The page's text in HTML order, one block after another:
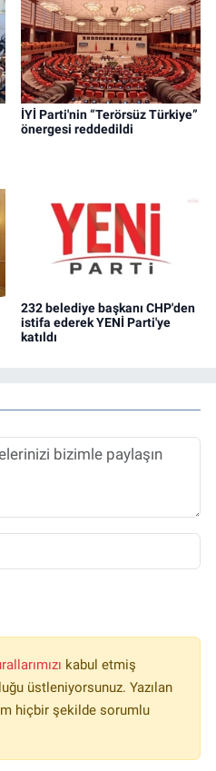
İYİ Parti'nin “Terörsüz Türkiye”
önergesi reddedildi
232 belediye başkanı CHP'den
istifa ederek YENİ Parti'ye
katıldı
kabul etmiş
üstleniyorsunuz. Yazılan
hiçbir şekilde sorumlu